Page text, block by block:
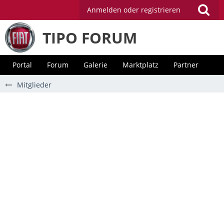
Anmelden oder registrieren
TIPO FORUM
Portal Forum Galerie Marktplatz Partner
Mitglieder